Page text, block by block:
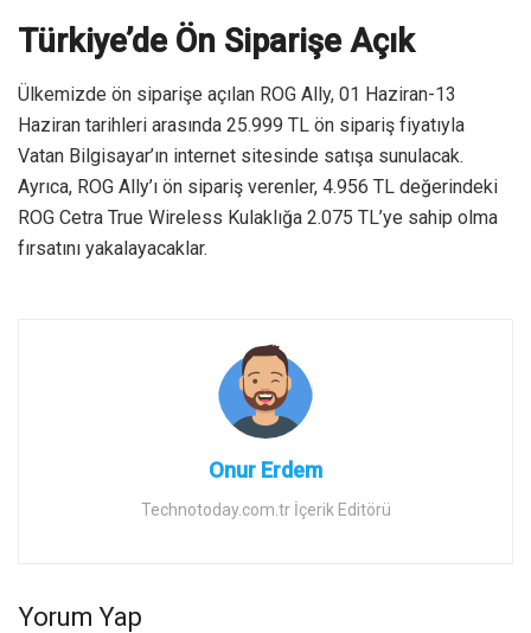
Türkiye’de Ön Siparişe Açık
Ülkemizde ön siparişe açılan ROG Ally, 01 Haziran-13
Haziran tarihleri arasında 25.999 TL ön sipariş fiyatıyla
Vatan Bilgisayar’ın internet sitesinde satışa sunulacak.
Ayrıca, ROG Ally’ı ön sipariş verenler, 4.956 TL değerindeki
ROG Cetra True Wireless Kulaklığa 2.075 TL’ye sahip olma
fırsatını yakalayacaklar.
Onur Erdem
Technotoday.com.tr İçerik Editörü
Yorum Yap